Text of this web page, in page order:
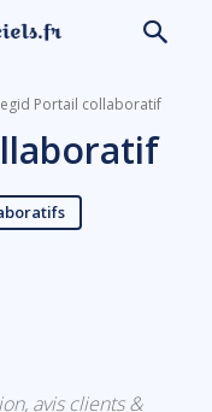
Portail collaboratif
avis clients &